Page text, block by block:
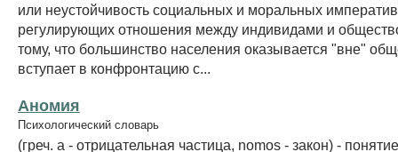
или неустойчивость социальных и моральных
регулирующих отношения между индивидами и
тому, что большинство населения оказывается "вне"
вступает в конфронтацию с...
Аномия
Психологический словарь
(греч. a - отрицательная частица, nomos - закон) -